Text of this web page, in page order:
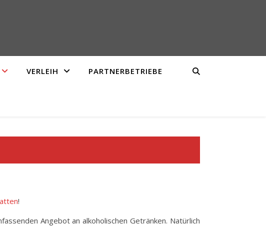
VERLEIH PARTNERBETRIEBE
!
Angebot an alkoholischen Getränken. Natürlich